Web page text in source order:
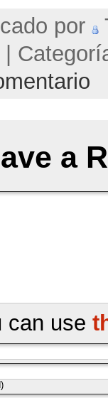
por
|
a
can use